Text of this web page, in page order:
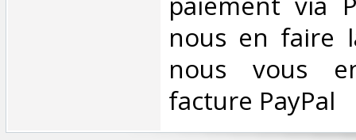
nous en faire
nous vous
facture PayPal‎